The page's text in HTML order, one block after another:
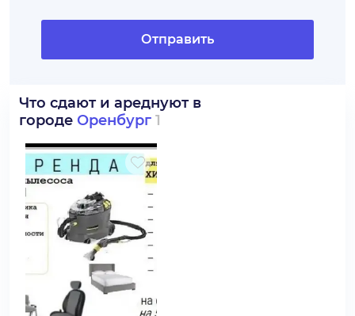
Отправить
Что сдают и ареднуют в
городе Оренбург 1